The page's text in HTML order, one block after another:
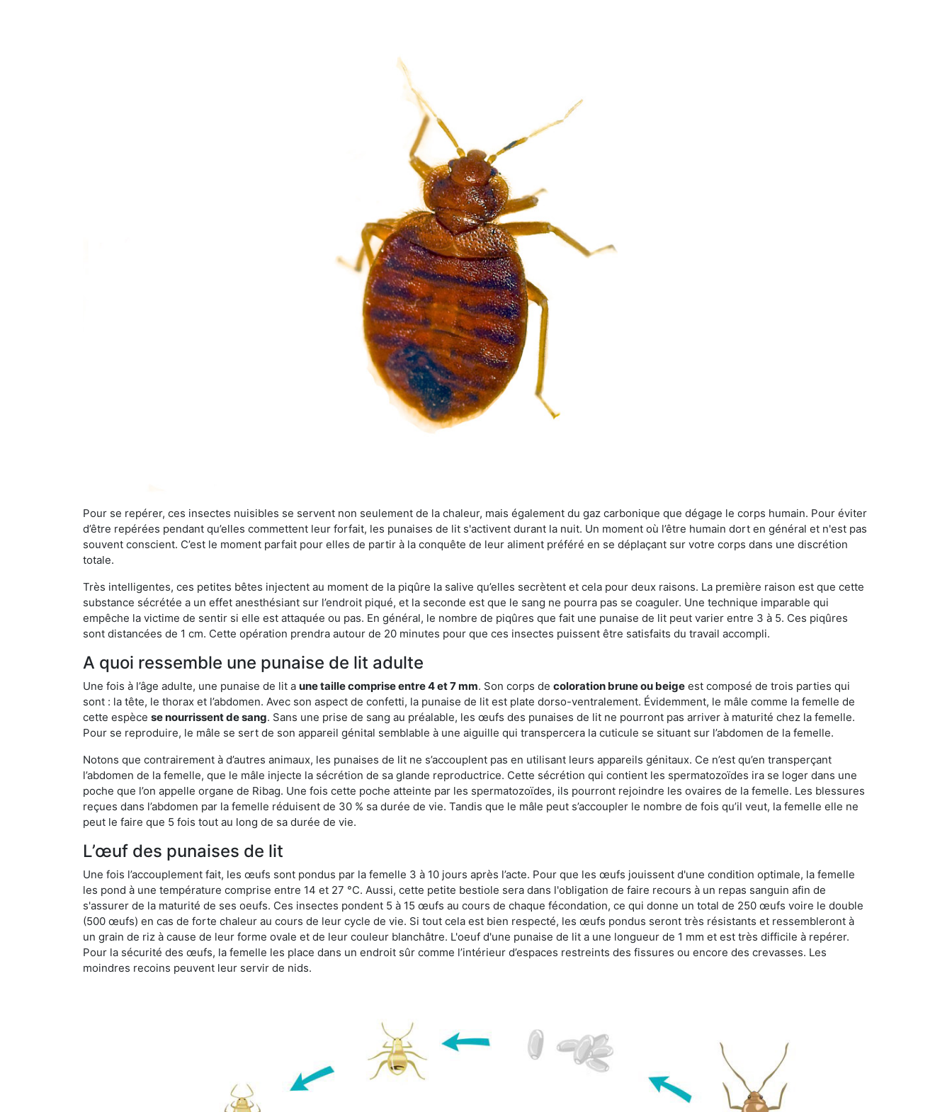
Pour se repérer, ces insectes nuisibles se servent non seulement de la chaleur, mais également du gaz carbonique que dégage le corps humain. Pour éviter
d’être repérées pendant qu’elles commettent leur forfait, les punaises de lit s'activent durant la nuit. Un moment où l’être humain dort en général et n'est pas
souvent conscient. C’est le moment parfait pour elles de partir à la conquête de leur aliment préféré en se déplaçant sur votre corps dans une discrétion
totale.
Très intelligentes, ces petites bêtes injectent au moment de la piqûre la salive qu’elles secrètent et cela pour deux raisons. La première raison est que cette
substance sécrétée a un effet anesthésiant sur l’endroit piqué, et la seconde est que le sang ne pourra pas se coaguler. Une technique imparable qui
empêche la victime de sentir si elle est attaquée ou pas. En général, le nombre de piqûres que fait une punaise de lit peut varier entre 3 à 5. Ces piqûres
sont distancées de 1 cm. Cette opération prendra autour de 20 minutes pour que ces insectes puissent être satisfaits du travail accompli.
A quoi ressemble une punaise de lit adulte
Une fois à l’âge adulte, une punaise de lit a une taille comprise entre 4 et 7 mm. Son corps de coloration brune ou beige est composé de trois parties qui
sont : la tête, le thorax et l’abdomen. Avec son aspect de confetti, la punaise de lit est plate dorso-ventralement. Évidemment, le mâle comme la femelle de
cette espèce se nourrissent de sang. Sans une prise de sang au préalable, les œufs des punaises de lit ne pourront pas arriver à maturité chez la femelle.
Pour se reproduire, le mâle se sert de son appareil génital semblable à une aiguille qui transpercera la cuticule se situant sur l’abdomen de la femelle.
Notons que contrairement à d’autres animaux, les punaises de lit ne s’accouplent pas en utilisant leurs appareils génitaux. Ce n’est qu’en transperçant
l’abdomen de la femelle, que le mâle injecte la sécrétion de sa glande reproductrice. Cette sécrétion qui contient les spermatozoïdes ira se loger dans une
poche que l’on appelle organe de Ribag. Une fois cette poche atteinte par les spermatozoïdes, ils pourront rejoindre les ovaires de la femelle. Les blessures
reçues dans l’abdomen par la femelle réduisent de 30 % sa durée de vie. Tandis que le mâle peut s’accoupler le nombre de fois qu’il veut, la femelle elle ne
peut le faire que 5 fois tout au long de sa durée de vie.
L’œuf des punaises de lit
Une fois l’accouplement fait, les œufs sont pondus par la femelle 3 à 10 jours après l’acte. Pour que les œufs jouissent d'une condition optimale, la femelle
les pond à une température comprise entre 14 et 27 °C. Aussi, cette petite bestiole sera dans l'obligation de faire recours à un repas sanguin afin de
s'assurer de la maturité de ses oeufs. Ces insectes pondent 5 à 15 œufs au cours de chaque fécondation, ce qui donne un total de 250 œufs voire le double
(500 œufs) en cas de forte chaleur au cours de leur cycle de vie. Si tout cela est bien respecté, les œufs pondus seront très résistants et ressembleront à
un grain de riz à cause de leur forme ovale et de leur couleur blanchâtre. L'oeuf d'une punaise de lit a une longueur de 1 mm et est très difficile à repérer.
Pour la sécurité des œufs, la femelle les place dans un endroit sûr comme l’intérieur d’espaces restreints des fissures ou encore des crevasses. Les
moindres recoins peuvent leur servir de nids.